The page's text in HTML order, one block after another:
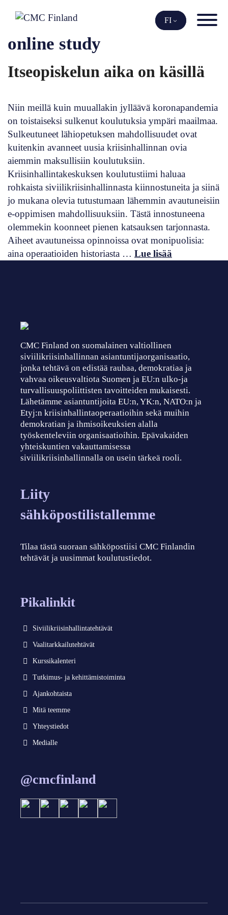
sisältöön
FI
online study
Itseopiskelun aika on käsillä
Niin meillä kuin muuallakin jylläävä koronapandemia
on toistaiseksi sulkenut koulutuksia ympäri maailmaa.
Sulkeutuneet lähiopetuksen mahdollisuudet ovat
kuitenkin avanneet uusia kriisinhallinnan ovia
aiemmin maksullisiin koulutuksiin.
Kriisinhallintakeskuksen koulutustiimi haluaa
rohkaista siviilikriisinhallinnasta kiinnostuneita ja siinä
jo mukana olevia tutustumaan lähemmin avautuneisiin
e-oppimisen mahdollisuuksiin. Tästä innostuneena
olemmekin koonneet pienen katsauksen tarjonnasta.
Aiheet avautuneissa opinnoissa ovat monipuolisia:
aina operaatioiden historiasta … Lue lisää
CMC Finland on suomalainen valtiollinen
siviilikriisinhallinnan asiantuntijaorganisaatio,
jonka tehtävä on edistää rauhaa, demokratiaa ja
vahvaa oikeusvaltiota Suomen ja EU:n ulko-ja
turvallisuuspoliittisten tavoitteiden mukaisesti.
Lähetämme asiantuntijoita EU:n, YK:n, NATO:n ja
Etyj:n kriisinhallintaoperaatioihin sekä muihin
demokratian ja ihmisoikeuksien alalla
työskenteleviin organisaatioihin. Epävakaiden
yhteiskuntien vakauttamisessa
siviilikriisinhallinnalla on usein tärkeä rooli.
Liity
sähköpostilistallemme
Tilaa tästä suoraan sähköpostiisi CMC Finlandin
tehtävät ja uusimmat koulutustiedot.
Pikalinkit
Siviilikriisinhallintatehtävät
Vaalitarkkailutehtävät
Kurssikalenteri
Tutkimus- ja kehittämistoiminta
Ajankohtaista
Mitä teemme
Yhteystiedot
Medialle
@cmcfinland